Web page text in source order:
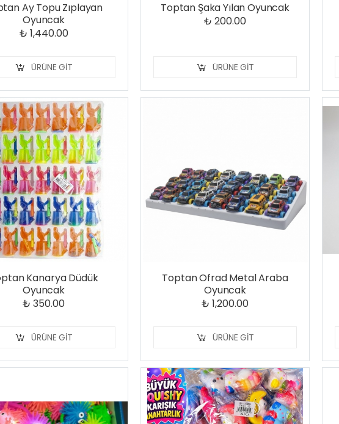
Ay Topu Zıplayan
Oyuncak
₺ 1,440.00
ÜRÜNE GIT
Toptan Şaka Yılan Oyuncak
₺ 200.00
ÜRÜNE GIT
Kanarya Düdük
Oyuncak
₺ 350.00
ÜRÜNE GIT
Toptan Ofrad Metal Araba
Oyuncak
₺ 1,200.00
ÜRÜNE GIT